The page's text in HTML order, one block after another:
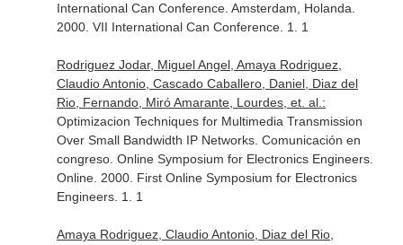
International Can Conference. Amsterdam, Holanda.
2000. VII International Can Conference. 1. 1
Rodriguez Jodar, Miguel Angel, Amaya Rodriguez,
Claudio Antonio, Cascado Caballero, Daniel, Diaz del
Rio, Fernando, Miró Amarante, Lourdes, et. al.:
Optimizacion Techniques for Multimedia Transmission
Over Small Bandwidth IP Networks. Comunicación en
congreso. Online Symposium for Electronics Engineers.
Online. 2000. First Online Symposium for Electronics
Engineers. 1. 1
Amaya Rodriguez, Claudio Antonio, Diaz del Rio,